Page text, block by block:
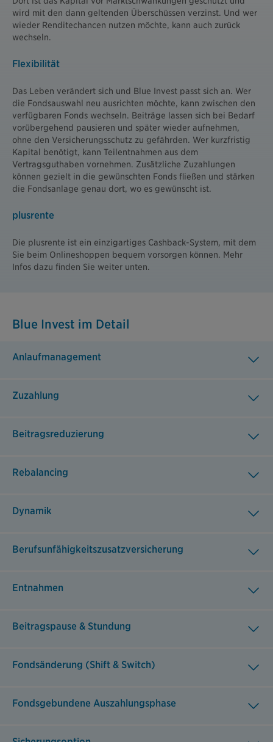
wird mit den dann geltenden Überschüssen verzinst. Und wer
wieder Renditechancen nutzen möchte, kann auch zurück
wechseln.
Flexibilität
Das Leben verändert sich und Blue Invest passt sich an. Wer
die Fondsauswahl neu ausrichten möchte, kann zwischen den
verfügbaren Fonds wechseln. Beiträge lassen sich bei Bedarf
vorübergehend pausieren und später wieder aufnehmen,
ohne den Versicherungsschutz zu gefährden. Wer kurzfristig
Kapital benötigt, kann Teilentnahmen aus dem
Vertragsguthaben vornehmen. Zusätzliche Zuzahlungen
können gezielt in die gewünschten Fonds fließen und stärken
die Fondsanlage genau dort, wo es gewünscht ist.
plusrente
Die plusrente ist ein einzigartiges Cashback-System, mit dem
Sie beim Onlineshoppen bequem vorsorgen können. Mehr
Infos dazu finden Sie weiter unten.
Blue Invest im Detail
Anlaufmanagement
Zuzahlung
Beitragsreduzierung
Rebalancing
Dynamik
Berufsunfähigkeitszusatzversicherung
Entnahmen
Beitragspause & Stundung
Fondsänderung (Shift & Switch)
Fondsgebundene Auszahlungsphase